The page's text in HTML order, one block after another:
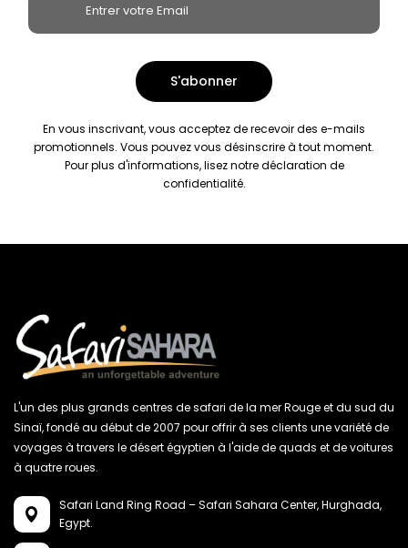
En vous inscrivant, vous acceptez de recevoir des e-mails
promotionnels. Vous pouvez vous désinscrire à tout moment.
Pour plus d'informations, lisez notredéclaration de
confidentialité.
L'un des plus grands centres de safari de la mer Rouge et du sud du
Sinaï, fondé au début de 2007 pour offrir à ses clients une variété de
voyages à travers le désert égyptien à l'aide de quads et de voitures
à quatre roues.
Safari Land Ring Road – Safari Sahara Center,Hurghada,
Egypt.